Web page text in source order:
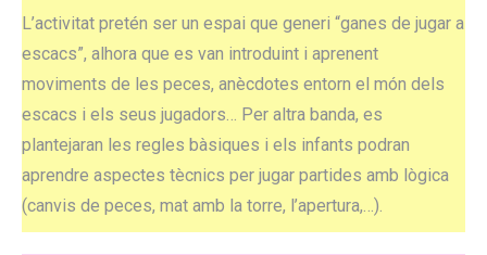
L’activitat pretén ser un espai que generi “ganes de jugar a
escacs”, alhora que es van introduint i aprenent
moviments de les peces, anècdotes entorn el món dels
escacs i els seus jugadors… Per altra banda, es
plantejaran les regles bàsiques i els infants podran
aprendre aspectes tècnics per jugar partides amb lògica
(canvis de peces, mat amb la torre, l’apertura,…).